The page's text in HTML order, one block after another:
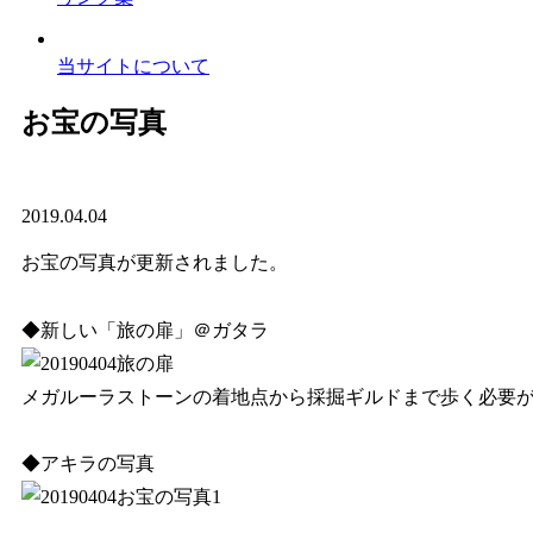
当サイトについて
お宝の写真
2019.04.04
お宝の写真が更新されました。
◆新しい「旅の扉」＠ガタラ
メガルーラストーンの着地点から採掘ギルドまで歩く必要
◆アキラの写真